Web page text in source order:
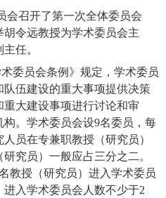
会召开了第一次全体委员会
令远教授为学术委员会主
任。
委员会条例》规定，学术委员
伍建设的重大事项提供决策
大建设事项进行讨论和审
。学术委员会设9名委员，每
员在专兼职教授（研究员）
究员）一般应占三分之二。
教授（研究员）进入学术委员
入学术委员会人数不少于2